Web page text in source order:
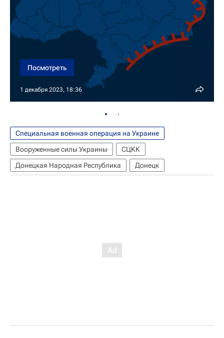
1 декабря 2023, 18:36
Посмотреть
Специальная военная операция на Украине
Вооруженные силы Украины
СЦКК
Донецкая Народная Республика
Донецк